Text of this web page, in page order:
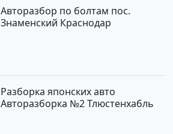
Авторазбор по болтам пос.
Знаменский Краснодар
Разборка японских авто
Авторазборка №2 Тлюстенхабль